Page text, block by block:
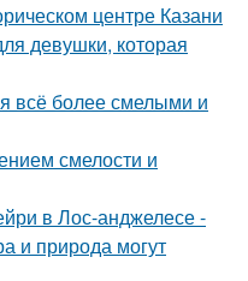
центре Казани
девушки, которая
всё более смелыми и
смелости и
в Лос-анджелесе -
и природа могут